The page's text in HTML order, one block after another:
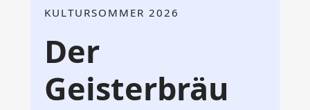
KULTURSOMMER 2026
Der
Geisterbräu